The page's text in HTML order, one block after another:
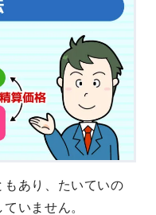
もあり、たいていの
いません。